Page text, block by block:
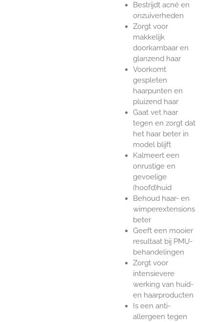
Bestrijdt acné en
onzuiverheden
Zorgt voor
makkelijk
doorkambaar en
glanzend haar
Voorkomt
gespleten
haarpunten en
pluizend haar
Gaat vet haar
tegen en zorgt dat
het haar beter in
model blijft
Kalmeert een
onrustige en
gevoelige
(hoofd)huid
Behoud haar- en
wimperextensions
beter
Geeft een mooier
resultaat bij PMU-
behandelingen
Zorgt voor
intensievere
werking van huid-
en haarproducten
Is een anti-
allergeen tegen